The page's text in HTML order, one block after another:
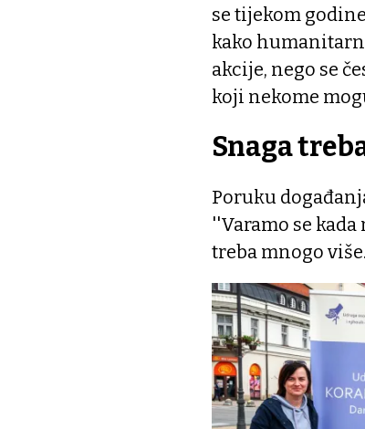
se tijekom
kako
akcije, nego se
koji nekome
Snaga
Poruku
''Varamo se
treba mnogo